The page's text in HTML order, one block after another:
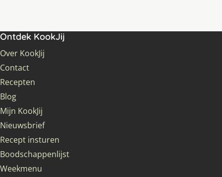
Ontdek KookJij
Over KookJij
Contact
Recepten
Blog
Mijn KookJij
Nieuwsbrief
Recept insturen
Boodschappenlijst
Weekmenu